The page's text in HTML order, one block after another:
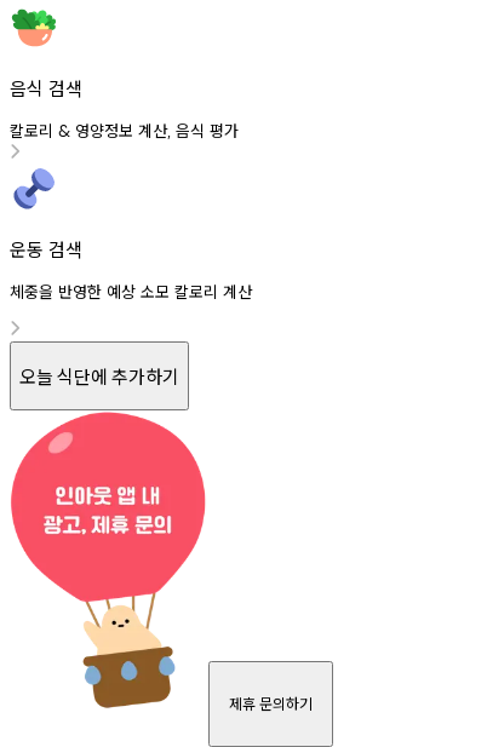
음식 검색
칼로리 & 영양정보 계산, 음식 평가
운동 검색
체중을 반영한 예상 소모 칼로리 계산
오늘 식단에 추가하기
제휴 문의하기